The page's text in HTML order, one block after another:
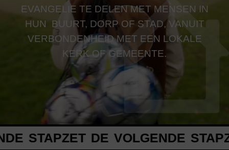
EVANGELIE TE DELEN MET MENSEN IN
HUN BUURT, DORP OF STAD, VANUIT
VERBONDENHEID MET EEN LOKALE
KERK OF GEMEENTE.
ZET DE VOLGENDE STAPZET DE